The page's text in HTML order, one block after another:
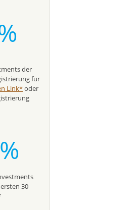
der
für
Link*oder
30